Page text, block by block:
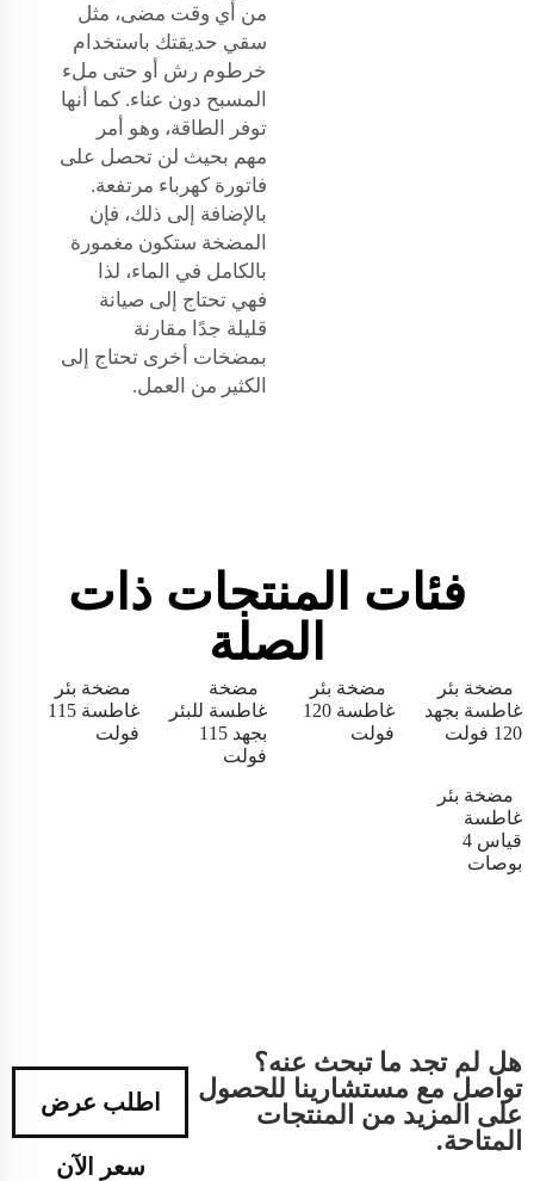
من أي وقت مضى، مثل
سقي حديقتك باستخدام
خرطوم رش أو حتى ملء
المسبح دون عناء. كما أنها
توفر الطاقة، وهو أمر
مهم بحيث لن تحصل على
فاتورة كهرباء مرتفعة.
بالإضافة إلى ذلك، فإن
المضخة ستكون مغمورة
بالكامل في الماء، لذا
فهي تحتاج إلى صيانة
قليلة جدًا مقارنة
بمضخات أخرى تحتاج إلى
الكثير من العمل.
فئات المنتجات ذات
الصلة
مضخة بئر
غاطسة بجهد
120 فولت
مضخة بئر
غاطسة 120
فولت
مضخة
غاطسة للبئر
بجهد 115
فولت
مضخة بئر
غاطسة 115
فولت
مضخة بئر
غاطسة
قياس 4
بوصات
هل لم تجد ما تبحث عنه؟
تواصل مع مستشارينا للحصول
على المزيد من المنتجات
المتاحة.
اطلب عرض
سعر الآن